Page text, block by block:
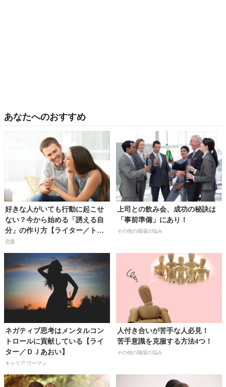
あなたへのおすすめ
好きな人がいても行動に起こせ
ない？今から始める「誘える自
分」の作り方【ライター／トイ
アンナ】
恋愛
上司との飲み会、成功の秘訣は
「事前準備」にあり！
その他の職場の悩み
ネガティブ思考はメンタルコン
トロールに貢献している【ライ
ター／ＤＪあおい】
キャリア ウーマン
人付き合いが苦手な人必見！
苦手意識を克服する方法4つ！
その他の職場の悩み